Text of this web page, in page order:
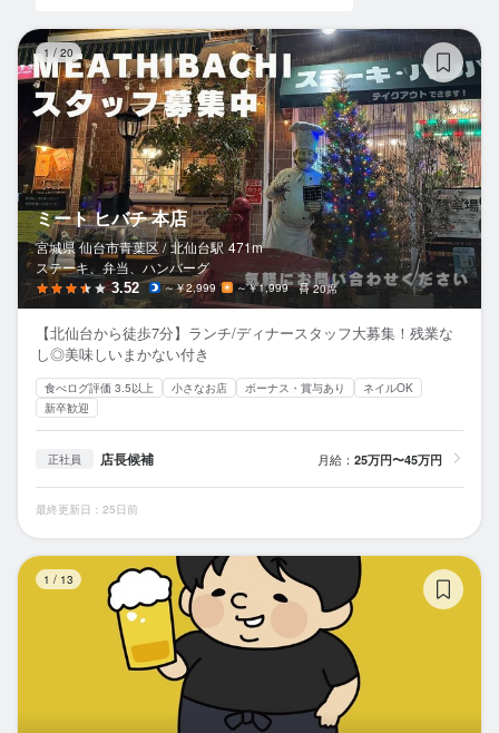
1/ 20
ミート ヒバチ 本店
宮城県 仙台市青葉区 / 北仙台駅 471m
ステーキ、弁当、ハンバーグ
3.52 ～￥2,999 ～￥1,999 20席
【北仙台から徒歩7分】ランチ/ディナースタッフ大募集！残業な
し◎美味しいまかない付き
食べログ評価 3.5以上 小さなお店 ボーナス・賞与あり
ネイルOK
新卒歓迎
正社員 店長候補 月給： 25万円〜45万円
最終更新日：25日前
1 / 13